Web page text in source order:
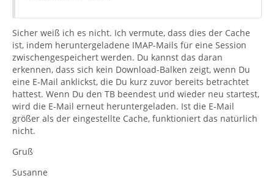
Sicher weiß ich es nicht. Ich vermute, dass dies der Cache
ist, indem heruntergeladene IMAP-Mails für eine Session
zwischengespeichert werden. Du kannst das daran
erkennen, dass sich kein Download-Balken zeigt, wenn Du
eine E-Mail anklickst, die Du kurz zuvor bereits betrachtet
hattest. Wenn Du den TB beendest und wieder neu startest,
wird die E-Mail erneut heruntergeladen. Ist die E-Mail
größer als der eingestellte Cache, funktioniert das natürlich
nicht.
Gruß
Susanne